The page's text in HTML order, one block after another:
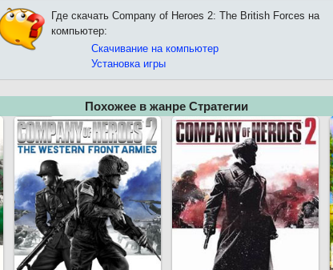
Где скачать Company of Heroes 2: The British Forces на
компьютер:
Скачивание на компьютер
Установка игры
Похожее в жанре Стратегии